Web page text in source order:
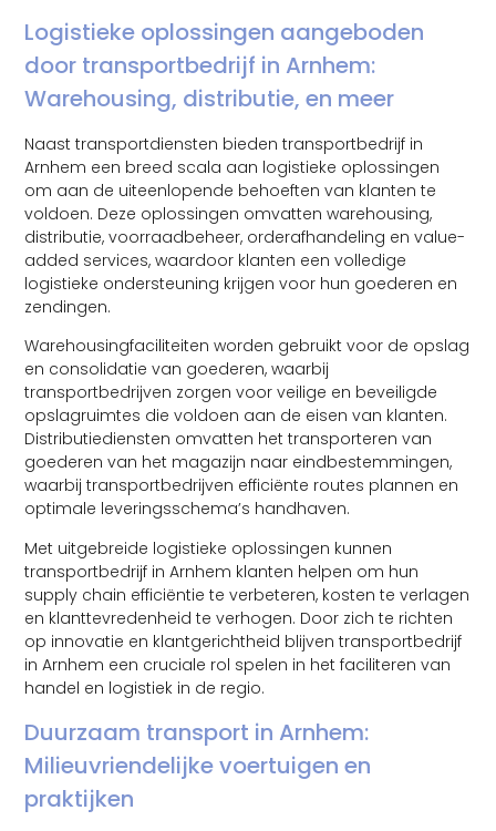
Logistieke oplossingen aangeboden
door transportbedrijf in Arnhem:
Warehousing, distributie, en meer
Naast transportdiensten bieden transportbedrijf in
Arnhem een breed scala aan logistieke oplossingen
om aan de uiteenlopende behoeften van klanten te
voldoen. Deze oplossingen omvatten warehousing,
distributie, voorraadbeheer, orderafhandeling en value-
added services, waardoor klanten een volledige
logistieke ondersteuning krijgen voor hun goederen en
zendingen.
Warehousingfaciliteiten worden gebruikt voor de opslag
en consolidatie van goederen, waarbij
transportbedrijven zorgen voor veilige en beveiligde
opslagruimtes die voldoen aan de eisen van klanten.
Distributiediensten omvatten het transporteren van
goederen van het magazijn naar eindbestemmingen,
waarbij transportbedrijven efficiënte routes plannen en
optimale leveringsschema’s handhaven.
Met uitgebreide logistieke oplossingen kunnen
transportbedrijf in Arnhem klanten helpen om hun
supply chain efficiëntie te verbeteren, kosten te verlagen
en klanttevredenheid te verhogen. Door zich te richten
op innovatie en klantgerichtheid blijven transportbedrijf
in Arnhem een cruciale rol spelen in het faciliteren van
handel en logistiek in de regio.
Duurzaam transport in Arnhem:
Milieuvriendelijke voertuigen en
praktijken